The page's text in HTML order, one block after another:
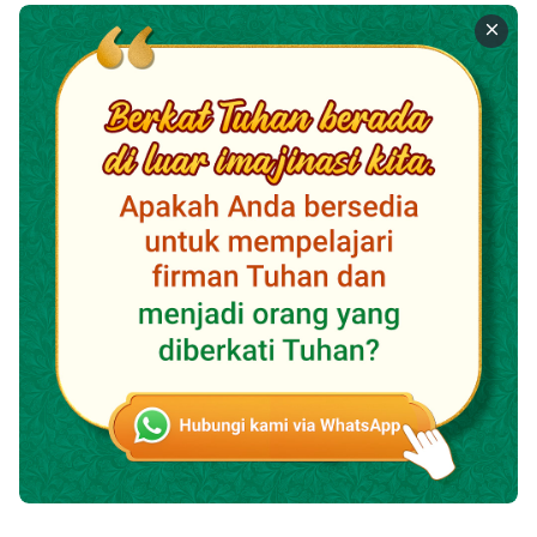
manusia, manusia harus mengetahui ungkapan
tentang Dia selama tiga tahap pekerjaan ini. Inilah
yang harus dilakukan oleh manusia. Apa yang Tuhan
sembunyikan dari manusia adalah apa yang tidak
mampu dicapai oleh manusia, dan apa yang tidak boleh
diketahui manusia, sedangkan apa yang ditunjukkan
oleh Tuhan kepada manusia adalah apa yang manusia
harus ketahui, dan harus manusia miliki. Masing-
masing tahap pekerjaan ini dilaksanakan di atas
landasan dari tahap sebelumnya; tahap ini tidak
dilaksanakan secara mandiri, terpisah dari pekerjaan
penyelamatan. Walaupun ada perbedaan besar pada
zaman dan jenis pekerjaan yang dilakukan, pada
intinya tetaplah pekerjaan penyelamatan manusia,
dan setiap tahap pekerjaan penyelamatan ini lebih